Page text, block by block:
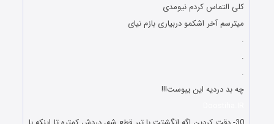
کلی التماس کردم نیومدی
میترسم آخر اشکمو دربیاری بازم نیای
.
.
.
چه بد دردیه این یبوست!!!